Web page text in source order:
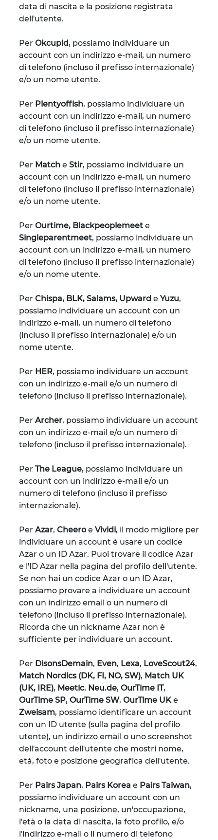
data di nascita e la posizione registrata
dell'utente.
Per Okcupid, possiamo individuare un
account con un indirizzo e-mail, un numero
di telefono (incluso il prefisso internazionale)
e/o un nome utente.
Per Plentyoffish, possiamo individuare un
account con un indirizzo e-mail, un numero
di telefono (incluso il prefisso internazionale)
e/o un nome utente.
Per Match e Stir, possiamo individuare un
account con un indirizzo e-mail, un numero
di telefono (incluso il prefisso internazionale)
e/o un nome utente.
Per Ourtime, Blackpeoplemeet e
Singleparentmeet, possiamo individuare un
account con un indirizzo e-mail, un numero
di telefono (incluso il prefisso internazionale)
e/o un nome utente.
Per Chispa, BLK, Salams, Upward e Yuzu,
possiamo individuare un account con un
indirizzo e-mail, un numero di telefono
(incluso il prefisso internazionale) e/o un
nome utente.
Per HER, possiamo individuare un account
con un indirizzo e-mail e/o un numero di
telefono (incluso il prefisso internazionale).
Per Archer, possiamo individuare un account
con un indirizzo e-mail e/o un numero di
telefono (incluso il prefisso internazionale).
Per The League, possiamo individuare un
account con un indirizzo e-mail e/o un
numero di telefono (incluso il prefisso
internazionale).
Per Azar, Cheero e Vividi, il modo migliore per
individuare un account è usare un codice
Azar o un ID Azar. Puoi trovare il codice Azar
e l'ID Azar nella pagina del profilo dell'utente.
Se non hai un codice Azar o un ID Azar,
possiamo provare a individuare un account
con un indirizzo email o un numero di
telefono (incluso il prefisso internazionale).
Ricorda che un nickname Azar non è
sufficiente per individuare un account.
Per DisonsDemain, Even, Lexa, LoveScout24,
Match Nordics (DK, FI, NO, SW), Match UK
(UK, IRE), Meetic, Neu.de, OurTime IT,
OurTime SP, OurTime SW, OurTime UKe
Zweisam, possiamo identificare un account
con un ID utente (sulla pagina del profilo
utente), un indirizzo email o uno screenshot
dell'account dell'utente che mostri nome,
età, foto e posizione geografica dell'utente.
Per Pairs Japan, Pairs Korea e Pairs Taiwan,
possiamo individuare un account con un
nickname, una posizione, un'occupazione,
l'età o la data di nascita, la foto profilo, e/o
l'indirizzo e-mail o il numero di telefono